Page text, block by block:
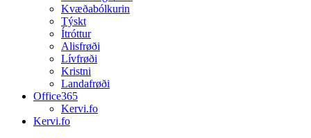
Kvæðabólkurin
Týskt
Ítróttur
Alisfrøði
Lívfrøði
Kristni
Landafrøði
Office365
Kervi.fo
Kervi.fo